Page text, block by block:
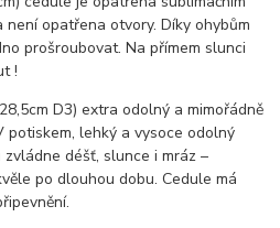
opatřena otvory. Díky ohybům
prošroubovat. Na přímem slunci
!
D3) extra odolný a mimořádně
potiskem, lehký a vysoce odolný
déšť, slunce i mráz –
po dlouhou dobu. Cedule má